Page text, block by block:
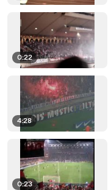
0:22
4:28
0:23